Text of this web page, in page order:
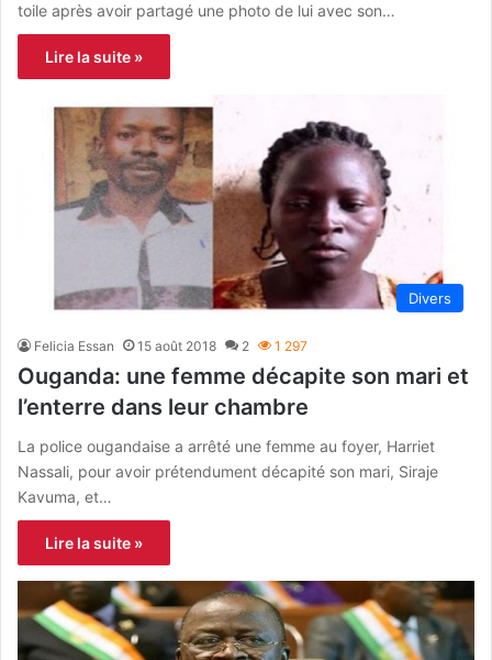
toile après avoir partagé une photo de lui avec son…
Lire la suite »
Divers
Felicia Essan 15 août 2018 2 1 297
Ouganda: une femme décapite son mari et
l’enterre dans leur chambre
La police ougandaise a arrêté une femme au foyer, Harriet
Nassali, pour avoir prétendument décapité son mari, Siraje
Kavuma, et…
Lire la suite »